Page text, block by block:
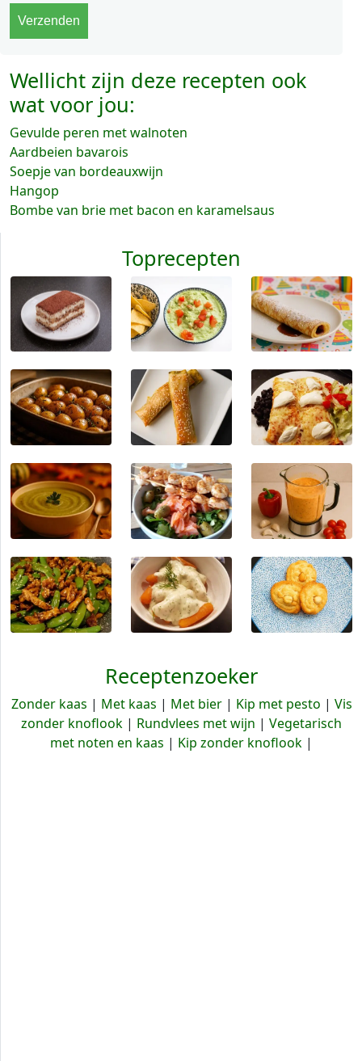
Wellicht zijn deze recepten ook
wat voor jou:
Gevulde peren met walnoten
Aardbeien bavarois
Soepje van bordeauxwijn
Hangop
Bombe van brie met bacon en karamelsaus
Toprecepten
Receptenzoeker
Zonder kaas | Met kaas | Met bier | Kip met pesto | Vis
zonder knoflook | Rundvlees met wijn | Vegetarisch
met noten en kaas | Kip zonder knoflook |